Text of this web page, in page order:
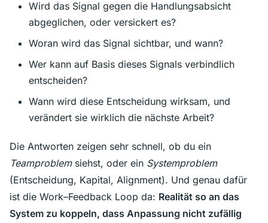
Wird das Signal gegen die Handlungsabsicht
abgeglichen, oder versickert es?
Woran wird das Signal sichtbar, und wann?
Wer kann auf Basis dieses Signals verbindlich
entscheiden?
Wann wird diese Entscheidung wirksam, und
verändert sie wirklich die nächste Arbeit?
Die Antworten zeigen sehr schnell, ob du ein
Teamproblemsiehst, oder ein Systemproblem
(Entscheidung, Kapital, Alignment). Und genau dafür
ist die Work–Feedback Loop da: Realität so an das
System zu koppeln, dass Anpassung nicht zufällig